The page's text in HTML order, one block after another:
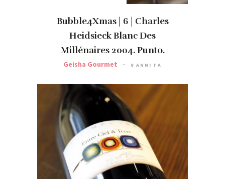
Bubble4Xmas | 6 | Charles
Heidsieck Blanc Des
Millénaires 2004. Punto.
Geisha Gourmet 8 ANNI FA